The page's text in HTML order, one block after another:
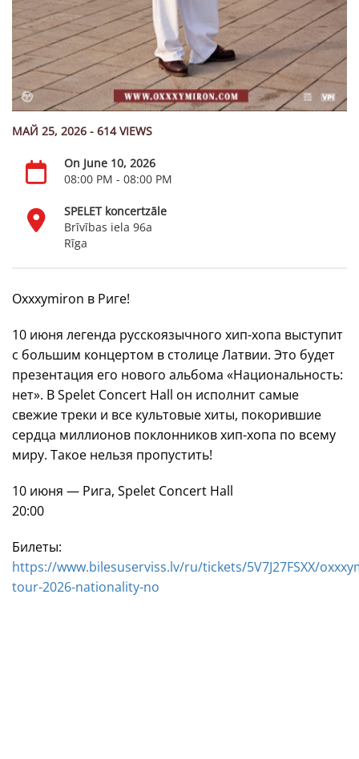
МАЙ 25, 2026 - 614 VIEWS
On June 10, 2026
08:00 PM - 08:00 PM
SPELET koncertzāle
Brīvības iela 96a
Rīga
Oxxxymiron в Риге!
10 июня легенда русскоязычного хип-хопа выступит
с большим концертом в столице Латвии. Это будет
презентация его нового альбома «Национальность:
нет». В Spelet Concert Hall он исполнит самые
свежие треки и все культовые хиты, покорившие
сердца миллионов поклонников хип-хопа по всему
миру. Такое нельзя пропустить!
10 июня — Рига, Spelet Concert Hall
20:00
Билеты:
https://www.bilesuserviss.lv/ru/tickets/5V7J27FSXX/
tour-2026-nationality-no